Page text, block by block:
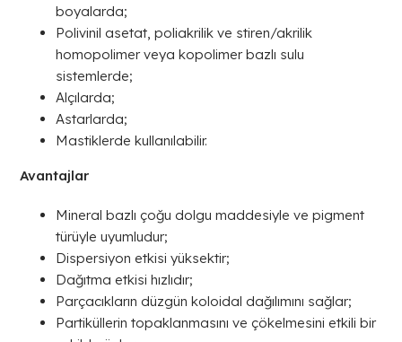
boyalarda;
Polivinil asetat, poliakrilik ve stiren/akrilik
homopolimer veya kopolimer bazlı sulu
sistemlerde;
Alçılarda;
Astarlarda;
Mastiklerde kullanılabilir.
Avantajlar
Mineral bazlı çoğu dolgu maddesiyle ve pigment
türüyle uyumludur;
Dispersiyon etkisi yüksektir;
Dağıtma etkisi hızlıdır;
Parçacıkların düzgün koloidal dağılımını sağlar;
Partiküllerin topaklanmasını ve çökelmesini etkili bir